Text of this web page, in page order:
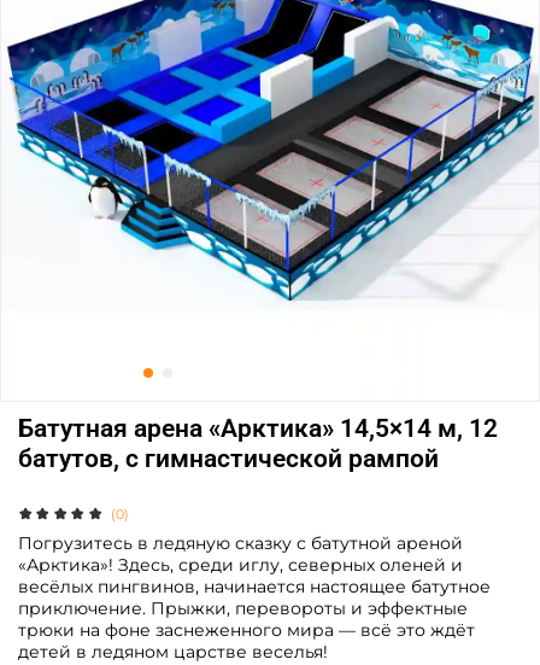
(0)
Батутная арена «Арктика» 14,5×14 м, 12
батутов, с гимнастической рампой
Погрузитесь в ледяную сказку с батутной ареной
«Арктика»! Здесь, среди иглу, северных оленей и
весёлых пингвинов, начинается настоящее батутное
приключение. Прыжки, перевороты и эффектные
трюки на фоне заснеженного мира — всё это ждёт
детей в ледяном царстве веселья!